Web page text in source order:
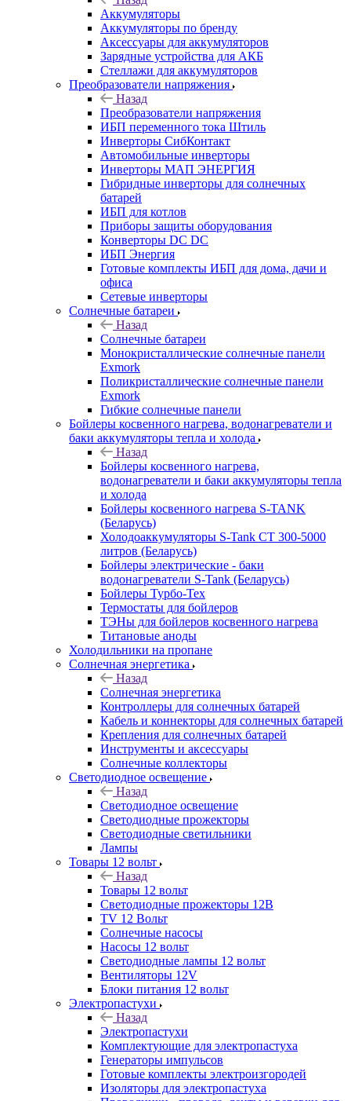
Аккумуляторы
Аккумуляторы по бренду
Аксессуары для аккумуляторов
Зарядные устройства для АКБ
Стеллажи для аккумуляторов
Преобразователи напряжения
Назад
Преобразователи напряжения
ИБП переменного тока Штиль
Инверторы СибКонтакт
Автомобильные инверторы
Инверторы МАП ЭНЕРГИЯ
Гибридные инверторы для солнечных
батарей
ИБП для котлов
Приборы защиты оборудования
Конверторы DC DC
ИБП Энергия
Готовые комплекты ИБП для дома, дачи и
офиса
Сетевые инверторы
Солнечные батареи
Назад
Солнечные батареи
Монокристаллические солнечные панели
Exmork
Поликристаллические солнечные панели
Exmork
Гибкие солнечные панели
Бойлеры косвенного нагрева, водонагреватели и
баки аккумуляторы тепла и холода
Назад
Бойлеры косвенного нагрева,
водонагреватели и баки аккумуляторы тепла
и холода
Бойлеры косвенного нагрева S-TANK
(Беларусь)
Холодоаккумуляторы S-Tank СТ 300-5000
литров (Беларусь)
Бойлеры электрические - баки
водонагреватели S-Tank (Беларусь)
Бойлеры Турбо-Тех
Термостаты для бойлеров
ТЭНы для бойлеров косвенного нагрева
Титановые аноды
Холодильники на пропане
Солнечная энергетика
Назад
Солнечная энергетика
Контроллеры для солнечных батарей
Кабель и коннекторы для солнечных батарей
Крепления для солнечных батарей
Инструменты и аксессуары
Солнечные коллекторы
Светодиодное освещение
Назад
Светодиодное освещение
Светодиодные прожекторы
Светодиодные светильники
Лампы
Товары 12 вольт
Назад
Товары 12 вольт
Светодиодные прожекторы 12В
TV 12 Вольт
Солнечные насосы
Насосы 12 вольт
Светодиодные лампы 12 вольт
Вентиляторы 12V
Блоки питания 12 вольт
Электропастухи
Назад
Электропастухи
Комплектующие для электропастуха
Генераторы импульсов
Готовые комплекты электроизгородей
Изоляторы для электропастуха